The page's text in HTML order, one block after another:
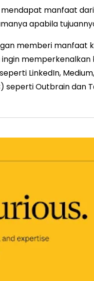
manfaat
apabila
memberi manfaat
LinkedIn,
seperti Outbrain dan